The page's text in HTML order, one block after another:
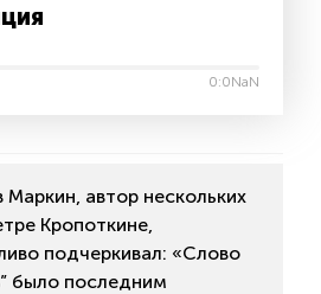
0:0NaN
Маркин, автор нескольких
Кропоткине,
подчеркивал: «Слово
было последним